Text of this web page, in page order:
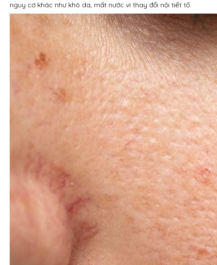
nguy cơ khác như khô da, mất nước vì thay đổi nội tiết tố.